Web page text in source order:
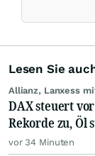
Lesen Sie
Allianz, Lanxess
DAX steuert
Rekorde zu, Öl
vor 34 Minuten